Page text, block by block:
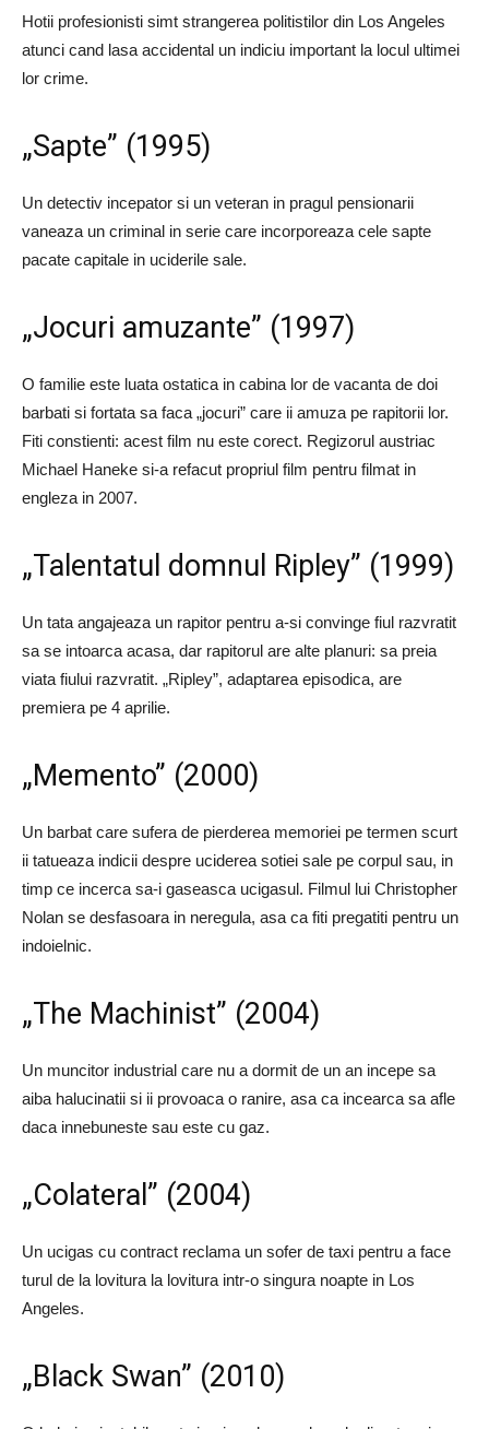
Hotii profesionisti simt strangerea politistilor din Los Angeles
atunci cand lasa accidental un indiciu important la locul ultimei
lor crime.
„Sapte” (1995)
Un detectiv incepator si un veteran in pragul pensionarii
vaneaza un criminal in serie care incorporeaza cele sapte
pacate capitale in uciderile sale.
„Jocuri amuzante” (1997)
O familie este luata ostatica in cabina lor de vacanta de doi
barbati si fortata sa faca „jocuri” care ii amuza pe rapitorii lor.
Fiti constienti: acest film nu este corect. Regizorul austriac
Michael Haneke si-a refacut propriul film pentru filmat in
engleza in 2007.
„Talentatul domnul Ripley” (1999)
Un tata angajeaza un rapitor pentru a-si convinge fiul razvratit
sa se intoarca acasa, dar rapitorul are alte planuri: sa preia
viata fiului razvratit. „Ripley”, adaptarea episodica, are
premiera pe 4 aprilie.
„Memento” (2000)
Un barbat care sufera de pierderea memoriei pe termen scurt
ii tatueaza indicii despre uciderea sotiei sale pe corpul sau, in
timp ce incerca sa-i gaseasca ucigasul. Filmul lui Christopher
Nolan se desfasoara in neregula, asa ca fiti pregatiti pentru un
indoielnic.
„The Machinist” (2004)
Un muncitor industrial care nu a dormit de un an incepe sa
aiba halucinatii si ii provoaca o ranire, asa ca incearca sa afle
daca innebuneste sau este cu gaz.
„Colateral” (2004)
Un ucigas cu contract reclama un sofer de taxi pentru a face
turul de la lovitura la lovitura intr-o singura noapte in Los
Angeles.
„Black Swan” (2010)